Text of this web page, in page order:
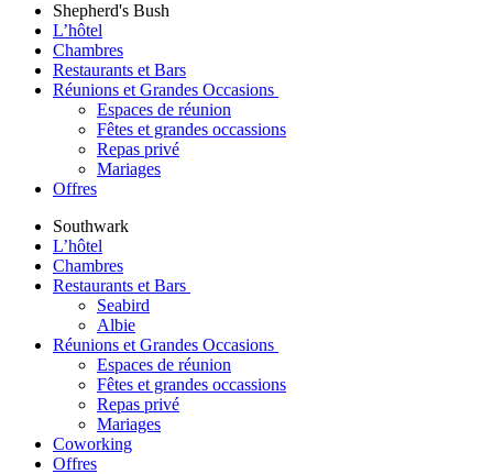
Shepherd's Bush
L’hôtel
Chambres
Restaurants et Bars
Réunions et Grandes Occasions
Espaces de réunion
Fêtes et grandes occassions
Repas privé
Mariages
Offres
Southwark
L’hôtel
Chambres
Restaurants et Bars
Seabird
Albie
Réunions et Grandes Occasions
Espaces de réunion
Fêtes et grandes occassions
Repas privé
Mariages
Coworking
Offres